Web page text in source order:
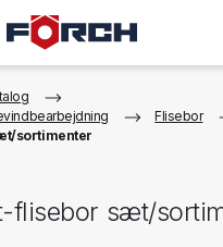
Flisebor
sortimenter
flisebor sæt/